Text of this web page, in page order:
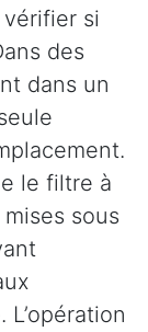
si
des
dans un
le filtre à
sous
L’opération